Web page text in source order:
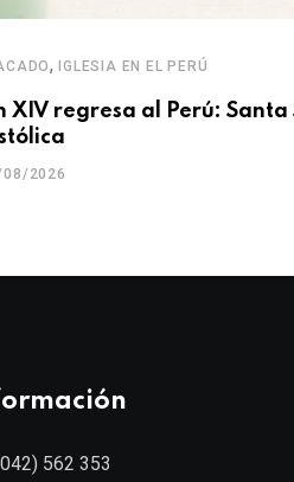
,IGLESIA EN EL PERÚ
XIV regresa al Perú:
2026
562 353